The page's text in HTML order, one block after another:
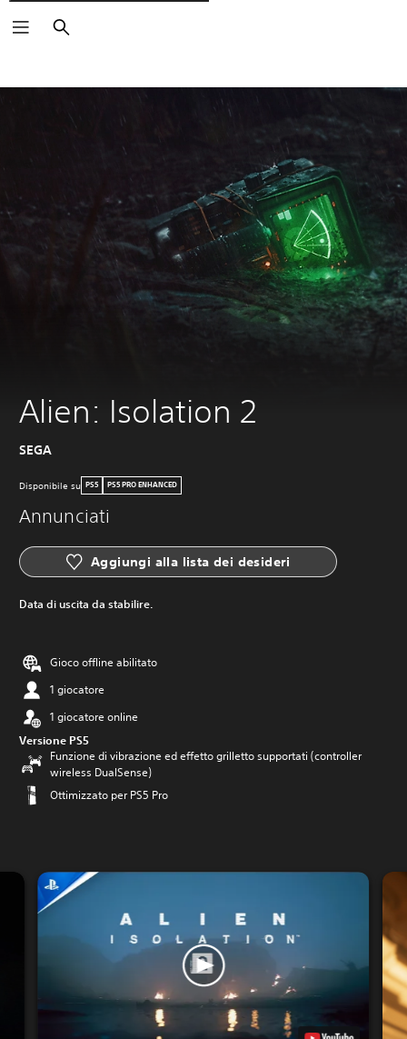
Cerca
Alien: Isolation 2
SEGA
Disponibile su PS5 PS5 PRO ENHANCED
Annunciati
Aggiungi alla lista dei desideri
Data di uscita da stabilire.
Gioco offline abilitato
1 giocatore
1 giocatore online
Versione PS5
Funzione di vibrazione ed effetto grilletto supportati (controller
wireless DualSense)
Ottimizzato per PS5 Pro